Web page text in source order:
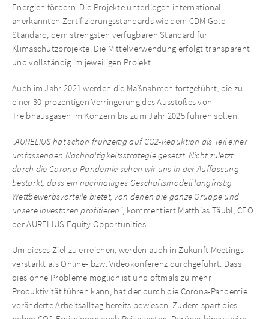
Energien fördern. Die Projekte unterliegen international
anerkannten Zertifizierungsstandards wie dem CDM Gold
Standard, dem strengsten verfügbaren Standard für
Klimaschutzprojekte. Die Mittelverwendung erfolgt transparent
und vollständig im jeweiligen Projekt.
Auch im Jahr 2021 werden die Maßnahmen fortgeführt, die zu
einer 30-prozentigen Verringerung des Ausstoßes von
Treibhausgasen im Konzern bis zum Jahr 2025 führen sollen.
„AURELIUS hat schon frühzeitig auf CO2-Reduktion als Teil einer
umfassenden Nachhaltigkeitsstrategie gesetzt. Nicht zuletzt
durch die Corona-Pandemie sehen wir uns in der Auffassung
bestärkt, dass ein nachhaltiges Geschäftsmodell langfristig
Wettbewerbsvorteile bietet, von denen die ganze Gruppe und
unsere Investoren profitieren“, kommentiert Matthias Täubl, CEO
der AURELIUS Equity Opportunities.
Um dieses Ziel zu erreichen, werden auch in Zukunft Meetings
verstärkt als Online- bzw. Videokonferenz durchgeführt. Dass
dies ohne Probleme möglich ist und oftmals zu mehr
Produktivität führen kann, hat der durch die Corona-Pandemie
veränderte Arbeitsalltag bereits bewiesen. Zudem spart dies